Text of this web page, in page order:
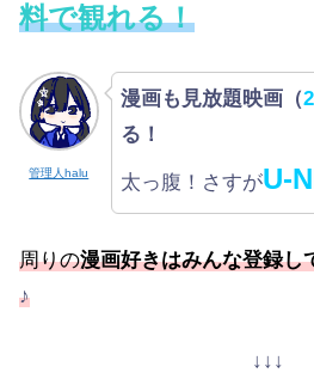
料で観れる！
管理人halu
漫画も見放題映画（
る！
太っ腹！さすがU-
周りの漫画好きはみんな登録し
♪
↓↓↓